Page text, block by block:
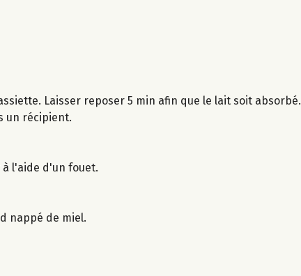
Laisser reposer 5 min afin que le lait soit absorbé.
un récipient.
l'aide d'un fouet.
nappé de miel.